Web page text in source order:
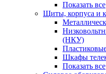
Показать все
Щиты, корпуса и
(НКУ)
Шкафы
Показать все